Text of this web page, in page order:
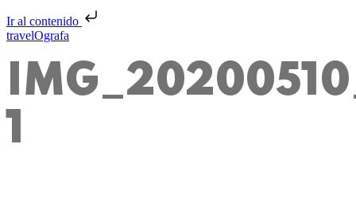
Ir al contenido
travelOgrafa
1